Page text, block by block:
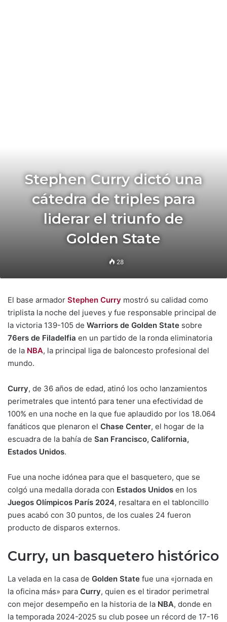
Stephen Curry dictó una
cátedra de triples para
liderar el triunfo de
Golden State
28
El base armador Stephen Curry mostró su calidad como
triplista la noche del jueves y fue responsable principal de
la victoria 139-105 de Warriors de Golden State sobre
76ers de Filadelfia en un partido de la ronda eliminatoria
de la NBA, la principal liga de baloncesto profesional del
mundo.
Curry, de 36 años de edad, atinó los ocho lanzamientos
perimetrales que intentó para tener una efectividad de
100% en una noche en la que fue aplaudido por los 18.064
fanáticos que plenaron el Chase Center, el hogar de la
escuadra de la bahía de San Francisco, California,
Estados Unidos.
Fue una noche idónea para que el basquetero, que se
colgó una medalla dorada con Estados Unidos en los
Juegos Olímpicos París 2024, resaltara en el tabloncillo
pues acabó con 30 puntos, de los cuales 24 fueron
producto de disparos externos.
Curry, un basquetero histórico
La velada en la casa de Golden State fue una «jornada en
la oficina más» para Curry, quien es el tirador perimetral
con mejor desempeño en la historia de la NBA, donde en
la temporada 2024-2025 su club posee un récord de 17-16